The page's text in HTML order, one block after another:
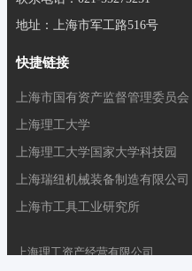
地址：上海市军工路516号
快捷链接
上海市国有资产监督管理委员会
上海理工大学
上海理工大学国家大学科技园
上海瑞纽机械装备制造有限公司
上海市工具工业研究所
上海理工资产经营有限公司